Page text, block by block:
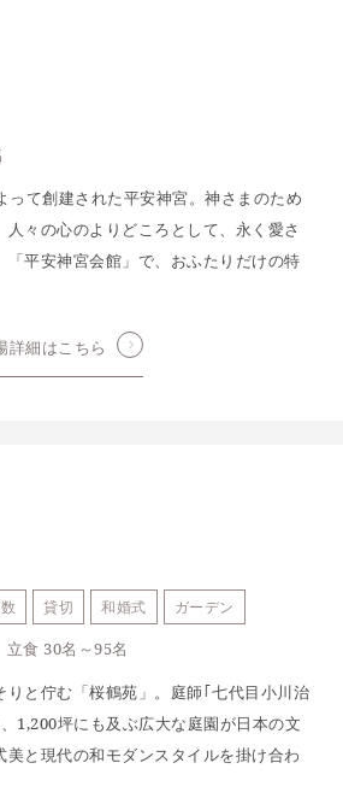
って創建された平安神宮。神さまのため
々の心のよりどころとして、永く愛さ
平安神宮会館」で、おふたりだけの特
詳細はこちら
貸切 和婚式 ガーデン
食 30名～95名
と佇む「桜鶴苑」。庭師｢七代目小川治
1,200坪にも及ぶ広大な庭園が日本の文
と現代の和モダンスタイルを掛け合わ